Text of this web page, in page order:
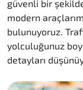
güvenli bir
modern
bulunuyoruz.
yolculuğunuz
detayları